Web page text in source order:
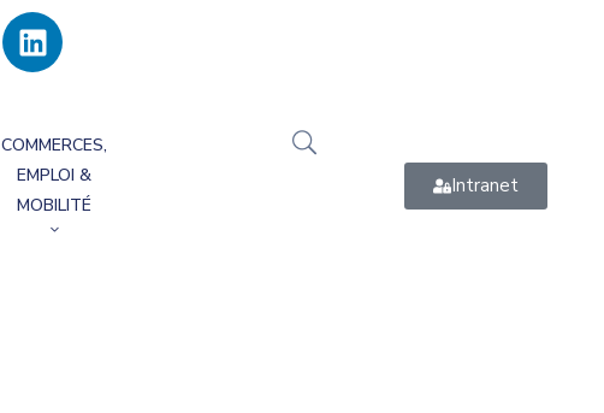
COMMERCES,
EMPLOI &
MOBILITÉ
Intranet